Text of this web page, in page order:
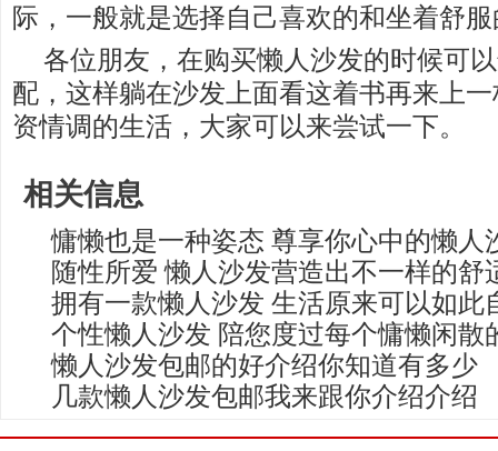
际，一般就是选择自己喜欢的和坐着舒
各位朋友，在购买懒人沙发的时候可
配，这样躺在沙发上面看这着书再来上
资情调的生活，大家可以来尝试一下。
相关信息
慵懒也是一种姿态 尊享你心中的懒人
随性所爱 懒人沙发营造出不一样的舒
拥有一款懒人沙发 生活原来可以如此
个性懒人沙发 陪您度过每个慵懒闲散
懒人沙发包邮的好介绍你知道有多少
几款懒人沙发包邮我来跟你介绍介绍